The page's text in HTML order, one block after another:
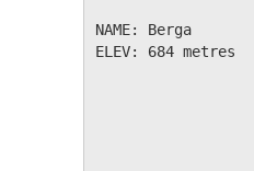
NAME:
ELEV: 684 metres